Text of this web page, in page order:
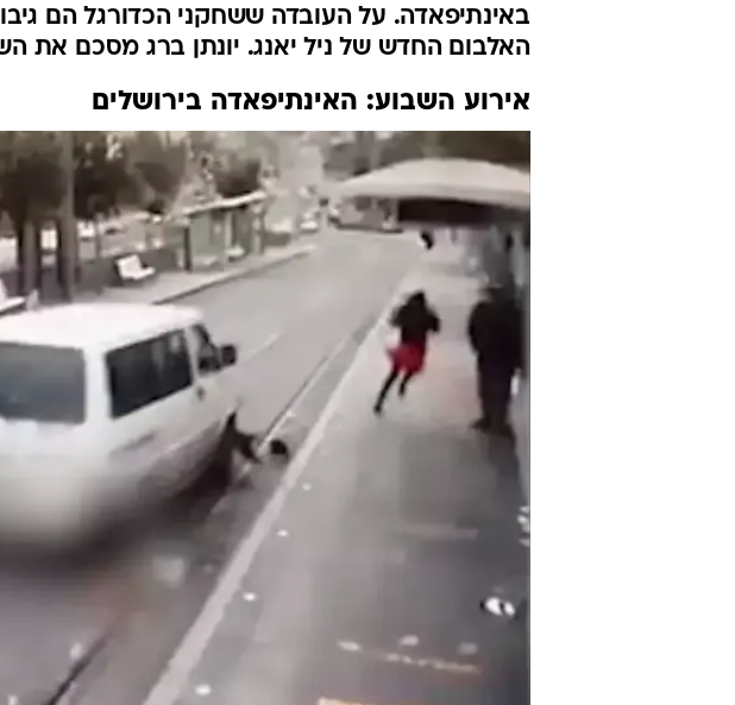
באינתיפאדה. על העובדה ששחקני הכדורגל הם
האלבום החדש של ניל יאנג. יונתן ברג מסכם את
אירוע השבוע: האינתיפאדה בירושלים